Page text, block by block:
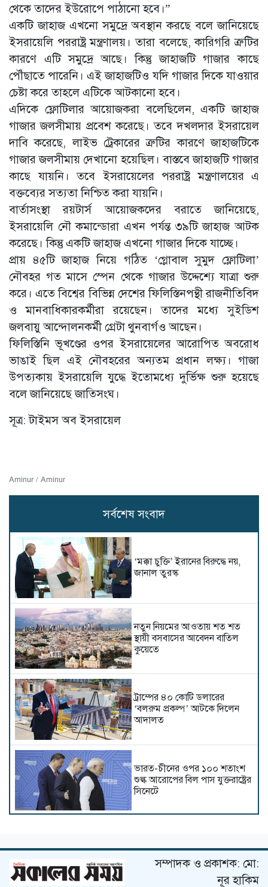
থেকে তাদের ইউরোপে পাঠানো হবে।”
একটি জাহাজ এখনো সমুদ্রে অবস্থান করছে বলে জানিয়েছে
ইসরায়েলি পররাষ্ট্র মন্ত্রণালয়। তারা বলেছে, কারিগরি ত্রুটির
কারণে এটি সমুদ্রে আছে। কিন্তু জাহাজটি গাজার কাছে
পৌঁছাতে পারেনি। এই জাহাজটিও যদি গাজার দিকে যাওয়ার
চেষ্টা করে তাহলে এটিকে আটকানো হবে।
এদিকে ফ্লোটিলার আয়োজকরা বলেছিলেন, একটি জাহাজ
গাজার জলসীমায় প্রবেশ করেছে। তবে দখলদার ইসরায়েল
দাবি করেছে, লাইভ ট্রেকারের ত্রুটির কারণে জাহাজটিকে
গাজার জলসীমায় দেখানো হয়েছিল। বাস্তবে জাহাজটি গাজার
কাছে যায়নি। তবে ইসরায়েলের পররাষ্ট্র মন্ত্রণালয়ের এ
বক্তব্যের সত্যতা নিশ্চিত করা যায়নি।
বার্তাসংস্থা রয়টার্স আয়োজকদের বরাতে জানিয়েছে,
ইসরায়েলি নৌ কমান্ডোরা এখন পর্যন্ত ৩৯টি জাহাজ আটক
করেছে। কিন্তু একটি জাহাজ এখনো গাজার দিকে যাচ্ছে।
প্রায় ৪৫টি জাহাজ নিয়ে গঠিত‌‌ ‌‘গ্লোবাল সুমুদ ফ্লোটিলা’
নৌবহর গত মাসে স্পেন থেকে গাজার উদ্দেশ্যে যাত্রা শুরু
করে। এতে বিশ্বের বিভিন্ন দেশের ফিলিস্তিনপন্থী রাজনীতিবিদ
ও মানবাধিকারকর্মীরা রয়েছেন। তাদের মধ্যে সুইডিশ
জলবায়ু আন্দোলনকর্মী গ্রেটা থুনবার্গও আছেন।
ফিলিস্তিনি ভূখণ্ডের ওপর ইসরায়েলের আরোপিত অবরোধ
ভাঙাই ছিল এই নৌবহরের অন্যতম প্রধান লক্ষ্য। গাজা
উপত্যকায় ইসরায়েলি যুদ্ধে ইতোমধ্যে দুর্ভিক্ষ শুরু হয়েছে
বলে জানিয়েছে জাতিসংঘ।
সূত্র: টাইমস অব ইসরায়েল
Aminur / Aminur
সর্বশেষ সংবাদ
‘মক্কা চুক্তি’ ইরানের বিরুদ্ধে নয়,
জানাল তুরস্ক
নতুন নিয়মের আওতায় শত শত
স্থায়ী বসবাসের আবেদন বাতিল
কুয়েতে
ট্রাম্পের ৪০ কোটি ডলারের
‘বলরুম প্রকল্প’ আটকে দিলেন
আদালত
ভারত-চীনের ওপর ১০০ শতাংশ
শুল্ক আরোপের বিল পাস যুক্তরাষ্ট্রের
সিনেটে
সম্পাদক ও প্রকাশক: মো:
নূর হাকিম